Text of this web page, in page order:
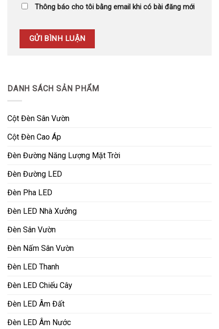
Thông báo cho tôi bằng email khi có bài đăng mới
DANH SÁCH SẢN PHẨM
Cột Đèn Sân Vườn
Cột Đèn Cao Áp
Đèn Đường Năng Lượng Mặt Trời
Đèn Đường LED
Đèn Pha LED
Đèn LED Nhà Xưởng
Đèn Sân Vườn
Đèn Nấm Sân Vườn
Đèn LED Thanh
Đèn LED Chiếu Cây
Đèn LED Âm Đất
Đèn LED Âm Nước